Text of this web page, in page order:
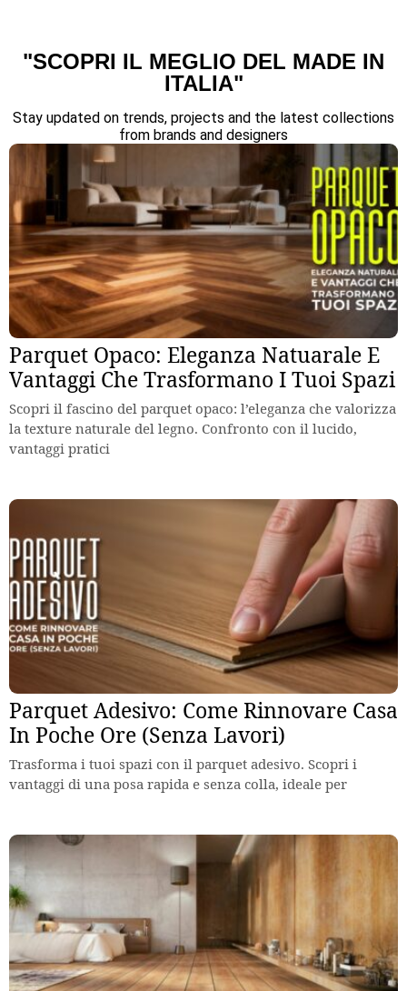
"SCOPRI IL MEGLIO DEL MADE IN
ITALIA"
Stay updated on trends, projects and the latest collections
from brands and designers
Parquet Opaco: Eleganza Natuarale E
Vantaggi Che Trasformano I Tuoi Spazi
Scopri il fascino del parquet opaco: l’eleganza che valorizza
la texture naturale del legno. Confronto con il lucido,
vantaggi pratici
Parquet Adesivo: Come Rinnovare Casa
In Poche Ore (Senza Lavori)
Trasforma i tuoi spazi con il parquet adesivo. Scopri i
vantaggi di una posa rapida e senza colla, ideale per